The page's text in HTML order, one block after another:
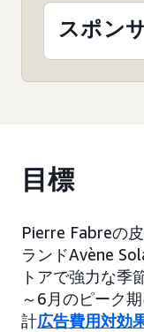
スポン
目標
Pierre Fabreの
ランドAvène
トアで強力な季
～6月のピーク
計広告費用対効